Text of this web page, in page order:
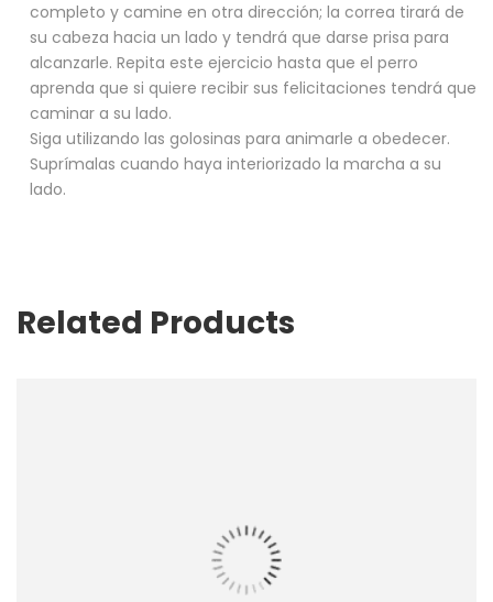
completo y camine en otra dirección; la correa tirará de
su cabeza hacia un lado y tendrá que darse prisa para
alcanzarle. Repita este ejercicio hasta que el perro
aprenda que si quiere recibir sus felicitaciones tendrá que
caminar a su lado.
Siga utilizando las golosinas para animarle a obedecer.
Suprímalas cuando haya interiorizado la marcha a su
lado.
Related Products